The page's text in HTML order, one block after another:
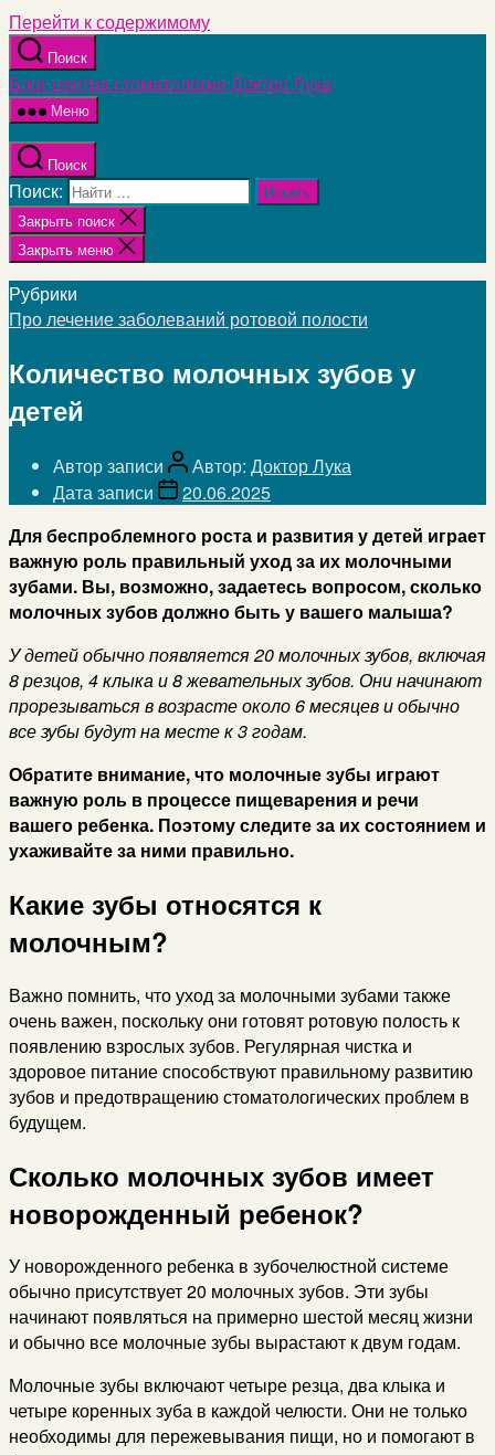
Перейти к содержимому
Поиск
Блог центра стоматологии Доктор Лука
Меню
Поиск
Поиск:
Закрыть поиск
Закрыть меню
Рубрики
Про лечение заболеваний ротовой полости
Количество молочных зубов у
детей
Автор записи Автор: Доктор Лука
Дата записи
20.06.2025
Для беспроблемного роста и развития у детей играет
важную роль правильный уход за их молочными
зубами. Вы, возможно, задаетесь вопросом, сколько
молочных зубов должно быть у вашего малыша?
У детей обычно появляется 20 молочных зубов, включая
8 резцов, 4 клыка и 8 жевательных зубов. Они начинают
прорезываться в возрасте около 6 месяцев и обычно
все зубы будут на месте к 3 годам.
Обратите внимание, что молочные зубы играют
важную роль в процессе пищеварения и речи
вашего ребенка. Поэтому следите за их состоянием и
ухаживайте за ними правильно.
Какие зубы относятся к
молочным?
Важно помнить, что уход за молочными зубами также
очень важен, поскольку они готовят ротовую полость к
появлению взрослых зубов. Регулярная чистка и
здоровое питание способствуют правильному развитию
зубов и предотвращению стоматологических проблем в
будущем.
Сколько молочных зубов имеет
новорожденный ребенок?
У новорожденного ребенка в зубочелюстной системе
обычно присутствует 20 молочных зубов. Эти зубы
начинают появляться на примерно шестой месяц жизни
и обычно все молочные зубы вырастают к двум годам.
Молочные зубы включают четыре резца, два клыка и
четыре коренных зуба в каждой челюсти. Они не только
необходимы для пережевывания пищи, но и помогают в